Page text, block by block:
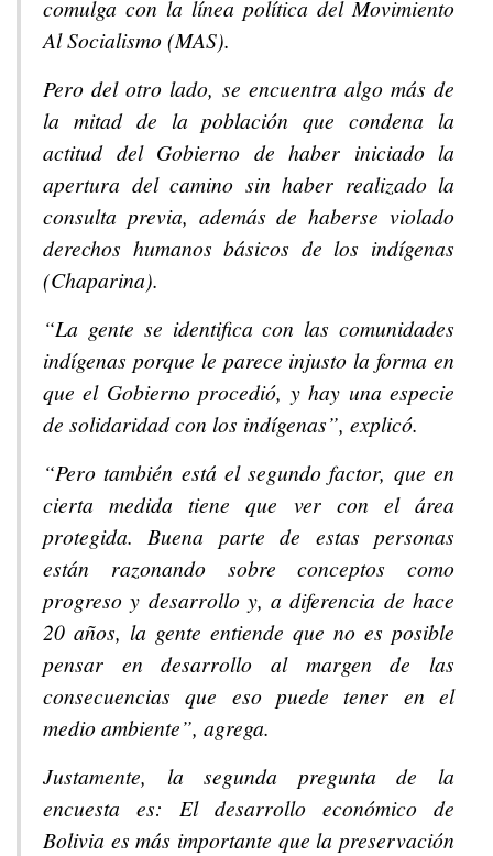
comulga con la línea política del Movimiento
Al Socialismo (MAS).
Pero del otro lado, se encuentra algo más de
la mitad de la población que condena la
actitud del Gobierno de haber iniciado la
apertura del camino sin haber realizado la
consulta previa, además de haberse violado
derechos humanos básicos de los indígenas
(Chaparina).
“La gente se identifica con las comunidades
indígenas porque le parece injusto la forma en
que el Gobierno procedió, y hay una especie
de solidaridad con los indígenas”, explicó.
“Pero también está el segundo factor, que en
cierta medida tiene que ver con el área
protegida. Buena parte de estas personas
están razonando sobre conceptos como
progreso y desarrollo y, a diferencia de hace
20 años, la gente entiende que no es posible
pensar en desarrollo al margen de las
consecuencias que eso puede tener en el
medio ambiente”, agrega.
Justamente, la segunda pregunta de la
encuesta es: El desarrollo económico de
Bolivia es más importante que la preservación